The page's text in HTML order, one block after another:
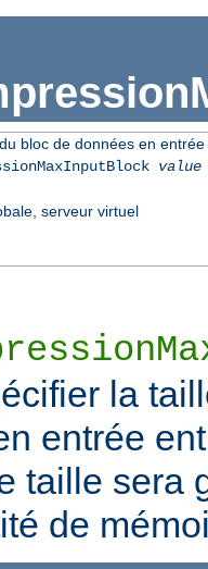
bloc de données en entrée
value
serveur virtuel
la
entrée
taille sera
de